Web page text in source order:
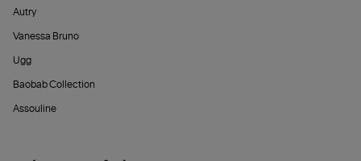
Autry
Vanessa Bruno
Ugg
Baobab Collection
Assouline